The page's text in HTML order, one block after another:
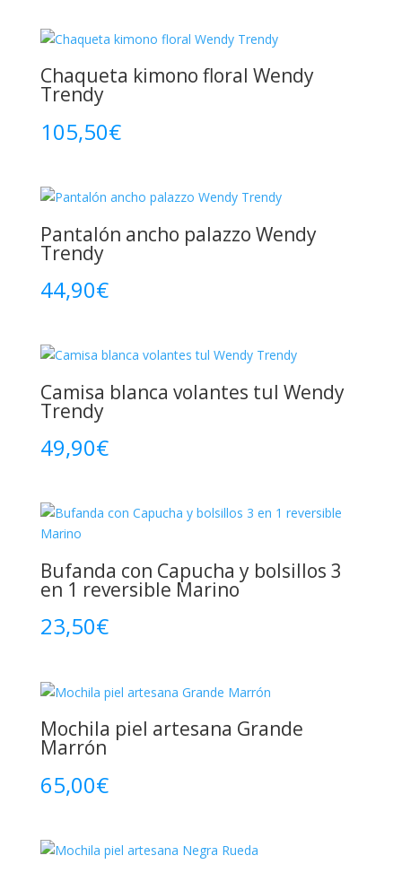
Chaqueta kimono floral Wendy
Trendy
105,50€
Pantalón ancho palazzo Wendy
Trendy
44,90€
Camisa blanca volantes tul Wendy
Trendy
49,90€
Bufanda con Capucha y bolsillos 3
en 1 reversible Marino
23,50€
Mochila piel artesana Grande
Marrón
65,00€